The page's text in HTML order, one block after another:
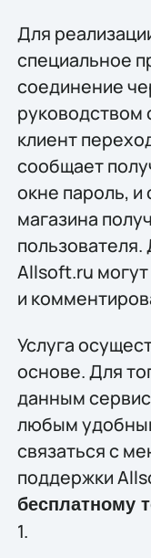
Для
специальное
соединение
руководством
клиент
сообщает
окне пароль,
магазина
пользователя.
Allsoft.ru
и
Услуга
основе. Для
данным
любым
связаться с
поддержки
бесплатному
1.